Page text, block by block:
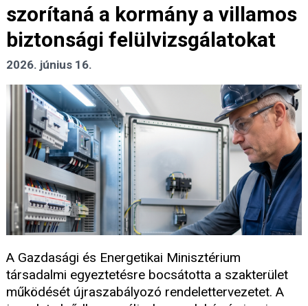
szorítaná a kormány a villamos
biztonsági felülvizsgálatokat
2026. június 16.
A Gazdasági és Energetikai Minisztérium
társadalmi egyeztetésre bocsátotta a szakterület
működését újraszabályozó rendelettervezetet. A